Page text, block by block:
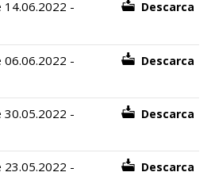
-
Descarca
-
Descarca
-
Descarca
-
Descarca